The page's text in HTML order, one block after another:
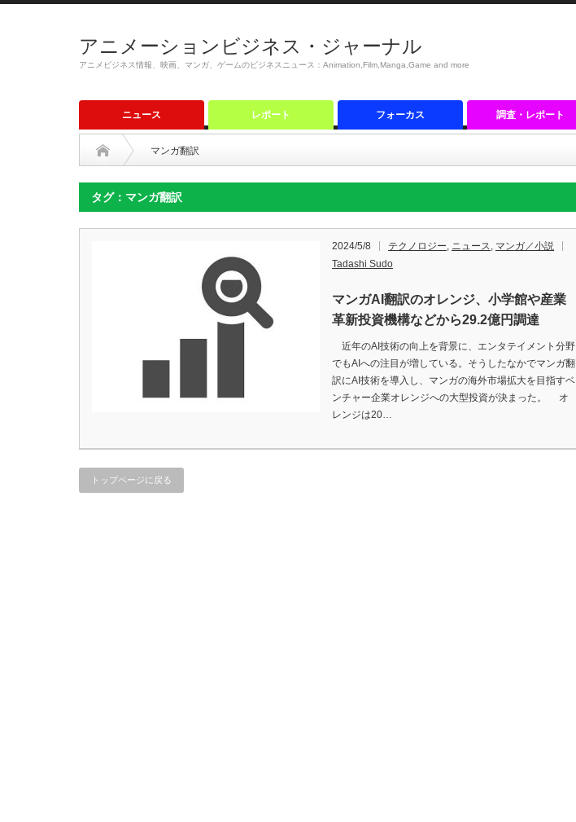
アニメーションビジネス・ジャーナル
アニメビジネス情報、映画、マンガ、ゲームのビジネスニュース：Animation,Film,Manga,Game and more
ニュース レポート フォーカス 調査・レポート
マンガ翻訳
タグ：マンガ翻訳
2024/5/8 テクノロジー, ニュース, マンガ／小説
Tadashi Sudo
マンガAI翻訳のオレンジ、小学館や産業
革新投資機構などから29.2億円調達
近年のAI技術の向上を背景に、エンタテイメント分野
でもAIへの注目が増している。そうしたなかでマンガ翻
訳にAI技術を導入し、マンガの海外市場拡大を目指すベ
ンチャー企業オレンジへの大型投資が決まった。 オ
レンジは20…
トップページに戻る